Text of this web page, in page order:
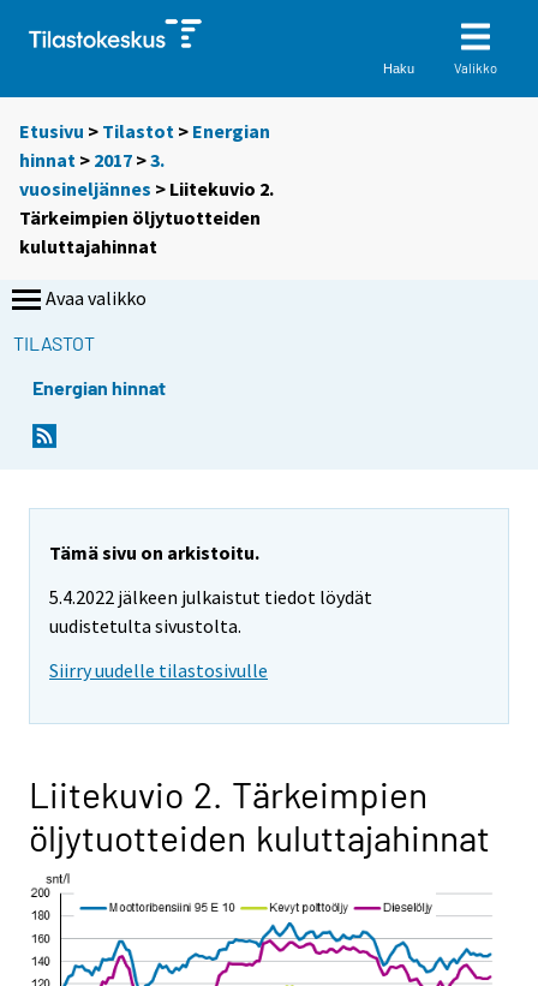
Haku Valikko
Etusivu > Tilastot > Energian
hinnat > 2017 >3.
vuosineljännes > Liitekuvio 2.
Tärkeimpien öljytuotteiden
kuluttajahinnat
Avaa valikko
TILASTOT
Energian hinnat
Tämä sivu on arkistoitu.
5.4.2022 jälkeen julkaistut tiedot löydät
uudistetulta sivustolta.
Siirry uudelle tilastosivulle
Liitekuvio 2. Tärkeimpien
öljytuotteiden kuluttajahinnat